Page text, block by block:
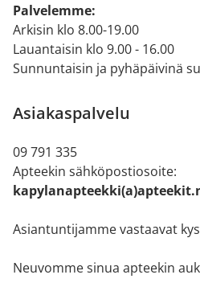
Palvelemme:
Arkisin klo 8.00-19.00
Lauantaisin klo 9.00 - 16.00
Sunnuntaisin ja pyhäpäivinä
Asiakaspalvelu
09 791 335
Apteekin sähköpostiosoite:
Asiantuntijamme vastaavat
Neuvomme sinua apteekin